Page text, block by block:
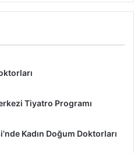
Tiyatro Programı
Kadın Doğum Doktorları